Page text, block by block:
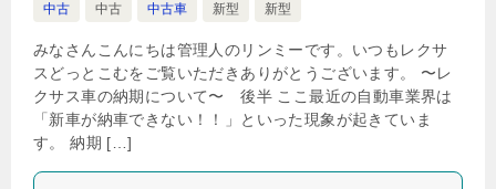
中古 中古 中古車 新型 新型
みなさんこんにちは管理人のリンミーです。いつもレクサ
スどっとこむをご覧いただきありがとうございます。 〜レ
クサス車の納期について〜 後半 ここ最近の自動車業界は
「新車が納車できない！！」といった現象が起きていま
す。 納期 […]